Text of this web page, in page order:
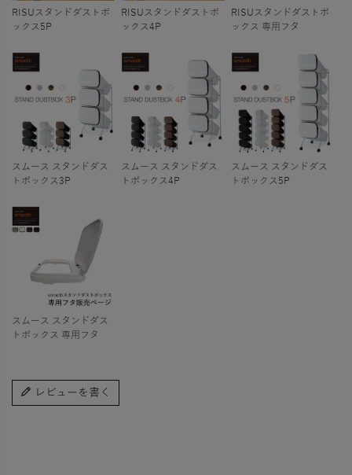
RISUスタンドダストボ
ックス5P
RISUスタンドダストボ
ックス4P
RISUスタンドダストボ
ックス 専用フタ
スムース スタンドダス
トボックス3P
スムース スタンドダス
トボックス4P
スムース スタンドダス
トボックス5P
スムース スタンドダス
トボックス 専用フタ
レビューを書く